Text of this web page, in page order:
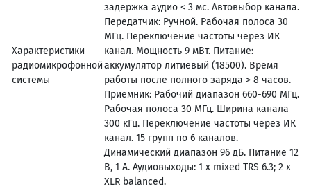
Характеристики
радиомикрофонной
системы
задержка аудио < 3 мс. Автовыбор канала.
Передатчик: Ручной. Рабочая полоса 30
МГц. Переключение частоты через ИК
канал. Мощность 9 мВт. Питание:
аккумулятор литиевый (18500). Время
работы после полного заряда > 8 часов.
Приемник: Рабочий диапазон 660-690 МГц.
Рабочая полоса 30 МГц. Ширина канала
300 кГц. Переключение частоты через ИК
канал. 15 групп по 6 каналов.
Динамический диапазон 96 дБ. Питание 12
В, 1 А. Аудиовыходы: 1 x mixed TRS 6.3; 2 x
XLR balanced.